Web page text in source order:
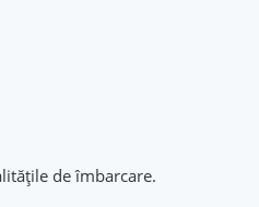
de îmbarcare.